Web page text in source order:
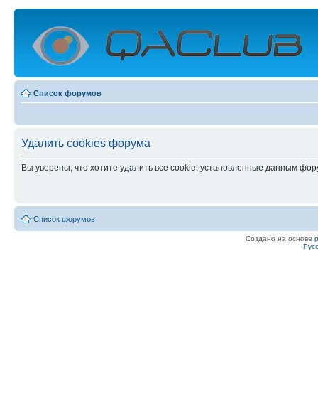
Список форумов
Удалить cookies форума
Вы уверены, что хотите удалить все cookie, установленные данным
Список форумов
Создано на основе